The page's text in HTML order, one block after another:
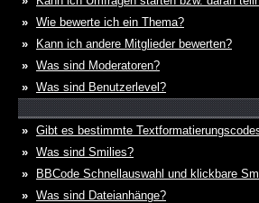
» Wie bewerte ich ein Thema?
»
Kann ich andere Mitglieder bewerten?
» Was sind Moderatoren?
» Was sind Benutzerlevel?
» Gibt es bestimmte
» Was sind Smilies?
»
BBCode Schnellauswahl und klickbare
» Was sind Dateianhänge?